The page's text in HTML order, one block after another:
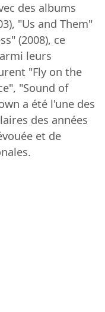
des albums
"Us and Them"
(2008), ce
leurs
"Fly on the
"Sound of
a été l'une des
des années
et de